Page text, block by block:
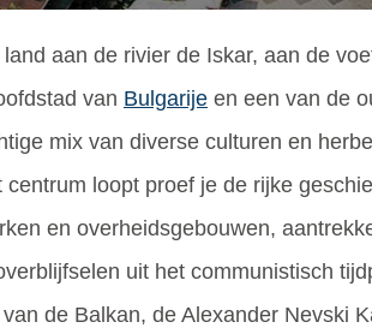
aan de rivier de Iskar, aan de
van Bulgarije en een van de
mix van diverse culturen en
loopt proef je de rijke
en overheidsgebouwen,
uit het communistisch
de Balkan, de Alexander Nevski